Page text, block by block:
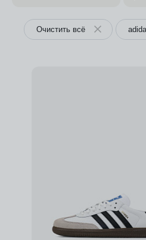
Очистить всё